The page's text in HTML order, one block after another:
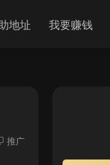
地址 我要赚钱
推广